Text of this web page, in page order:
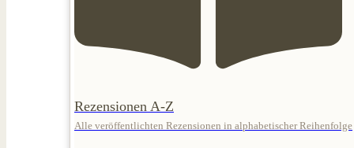
Rezensionen A-Z
Alle veröffentlichten Rezensionen in alphabetischer Reihenfolge